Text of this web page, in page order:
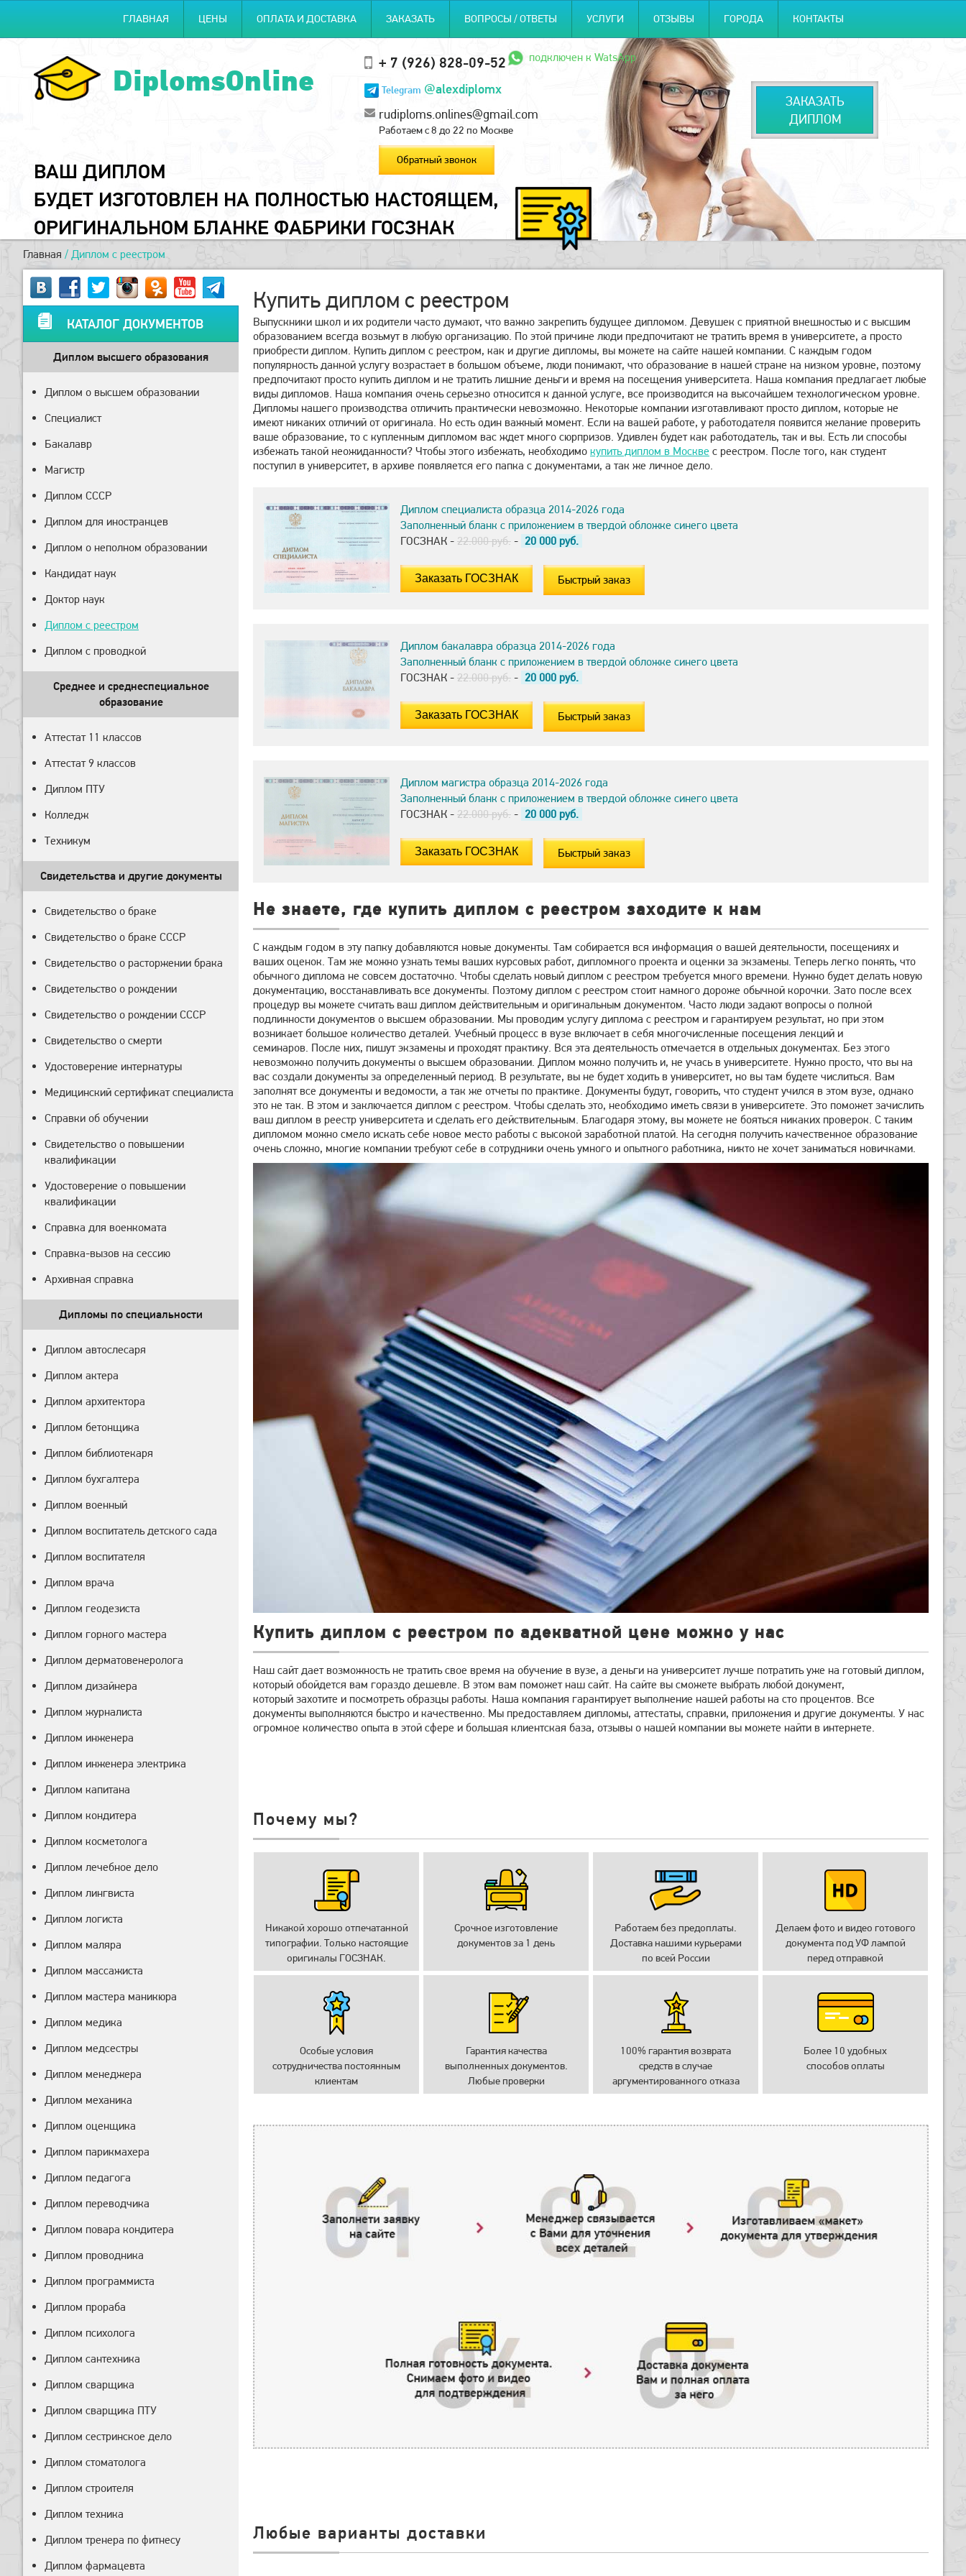
ГЛАВНАЯ ЦЕНЫ ОПЛАТА И ДОСТАВКА ЗАКАЗАТЬ ВОПРОСЫ / ОТВЕТЫ УСЛУГИ ОТЗЫВЫ ГОРОДА КОНТАКТЫ
DiplomsOnline + 7 (926) 828-09-52 подключен к WatsApp
Telegram @alexdiplomx
rudiploms.onlines@gmail.com
Работаем с 8 до 22 по Москве
Обратный звонок
ЗАКАЗАТЬ
ДИПЛОМ
ВАШ ДИПЛОМ
БУДЕТ ИЗГОТОВЛЕН НА ПОЛНОСТЬЮ НАСТОЯЩЕМ,
ОРИГИНАЛЬНОМ БЛАНКЕ ФАБРИКИ ГОСЗНАК
Главная / Диплом с реестром
Купить диплом с реестром
Выпускники школ и их родители часто думают, что важно закрепить будущее дипломом. Девушек с приятной внешностью и с высшим
образованием всегда возьмут в любую организацию. По этой причине люди предпочитают не тратить время в университете, а просто
приобрести диплом. Купить диплом с реестром, как и другие дипломы, вы можете на сайте нашей компании. С каждым годом
популярность данной услугу возрастает в большом объеме, люди понимают, что образование в нашей стране на низком уровне, поэтому
предпочитают просто купить диплом и не тратить лишние деньги и время на посещения университета. Наша компания предлагает любые
виды дипломов. Наша компания очень серьезно относится к данной услуге, все производится на высочайшем технологическом уровне.
Дипломы нашего производства отличить практически невозможно. Некоторые компании изготавливают просто диплом, которые не
имеют никаких отличий от оригинала. Но есть один важный момент. Если на вашей работе, у работодателя появится желание проверить
ваше образование, то с купленным дипломом вас ждет много сюрпризов. Удивлен будет как работодатель, так и вы. Есть ли способы
избежать такой неожиданности? Чтобы этого избежать, необходимо купить диплом в Москве с реестром. После того, как студент
поступил в университет, в архиве появляется его папка с документами, а так же личное дело.
Диплом специалиста образца 2014-2026 года
Заполненный бланк с приложением в твердой обложке синего цвета
ГОСЗНАК - 22.000 руб. - 20 000 руб.
Быстрый заказ
Диплом бакалавра образца 2014-2026 года
Заполненный бланк с приложением в твердой обложке синего цвета
ГОСЗНАК - 22.000 руб. - 20 000 руб.
Быстрый заказ
Диплом магистра образца 2014-2026 года
Заполненный бланк с приложением в твердой обложке синего цвета
ГОСЗНАК - 22.000 руб. - 20 000 руб.
Быстрый заказ
Не знаете, где купить диплом с реестром заходите к нам
С каждым годом в эту папку добавляются новые документы. Там собирается вся информация о вашей деятельности, посещениях и
ваших оценок. Там же можно узнать темы ваших курсовых работ, дипломного проекта и оценки за экзамены. Теперь легко понять, что
обычного диплома не совсем достаточно. Чтобы сделать новый диплом с реестром требуется много времени. Нужно будет делать новую
документацию, восстанавливать все документы. Поэтому диплом с реестром стоит намного дороже обычной корочки. Зато после всех
процедур вы можете считать ваш диплом действительным и оригинальным документом. Часто люди задают вопросы о полной
подлинности документов о высшем образовании. Мы проводим услугу диплома с реестром и гарантируем результат, но при этом
возникает большое количество деталей. Учебный процесс в вузе включает в себя многочисленные посещения лекций и
семинаров. После них, пишут экзамены и проходят практику. Вся эта деятельность отмечается в отдельных документах. Без этого
невозможно получить документы о высшем образовании. Диплом можно получить и, не учась в университете. Нужно просто, что вы на
вас создали документы за определенный период. В результате, вы не будет ходить в университет, но вы там будете числиться. Вам
заполнят все документы и ведомости, а так же отчеты по практике. Документы будут, говорить, что студент учился в этом вузе, однако
это не так. В этом и заключается диплом с реестром. Чтобы сделать это, необходимо иметь связи в университете. Это поможет зачислить
ваш диплом в реестр университета и сделать его действительным. Благодаря этому, вы можете не бояться никаких проверок. С таким
дипломом можно смело искать себе новое место работы с высокой заработной платой. На сегодня получить качественное образование
очень сложно, многие компании требуют себе в сотрудники очень умного и опытного работника, никто не хочет заниматься новичками.
Купить диплом с реестром по адекватной цене можно у нас
Наш сайт дает возможность не тратить свое время на обучение в вузе, а деньги на университет лучше потратить уже на готовый диплом,
который обойдется вам гораздо дешевле. В этом вам поможет наш сайт. На сайте вы сможете выбрать любой документ,
который захотите и посмотреть образцы работы. Наша компания гарантирует выполнение нашей работы на сто процентов. Все
документы выполняются быстро и качественно. Мы предоставляем дипломы, аттестаты, справки, приложения и другие документы. У нас
огромное количество опыта в этой сфере и большая клиентская база, отзывы о нашей компании вы можете найти в интернете.
Почему мы?
Никакой хорошо отпечатанной
типографии. Только настоящие
оригиналы ГОСЗНАК.
Срочное изготовление
документов за 1 день
Работаем без предоплаты.
Доставка нашими курьерами
по всей России
Делаем фото и видео готового
документа под УФ лампой
перед отправкой
Особые условия
сотрудничества постоянным
клиентам
Гарантия качества
выполненных документов.
Любые проверки
100% гарантия возврата
средств в случае
аргументированного отказа
Более 10 удобных
способов оплаты
Любые варианты доставки
КАТАЛОГ ДОКУМЕНТОВ
Диплом высшего образования
Диплом о высшем образовании
Специалист
Бакалавр
Магистр
Диплом СССР
Диплом для иностранцев
Диплом о неполном образовании
Кандидат наук
Доктор наук
Диплом с реестром
Диплом с проводкой
Среднее и среднеспециальное
образование
Аттестат 11 классов
Аттестат 9 классов
Диплом ПТУ
Колледж
Техникум
Свидетельства и другие документы
Свидетельство о браке
Свидетельство о браке СССР
Свидетельство о расторжении брака
Свидетельство о рождении
Свидетельство о рождении СССР
Свидетельство о смерти
Удостоверение интернатуры
Медицинский сертификат специалиста
Справки об обучении
Свидетельство о повышении
квалификации
Удостоверение о повышении
квалификации
Справка для военкомата
Справка-вызов на сессию
Архивная справка
Дипломы по специальности
Диплом автослесаря
Диплом актера
Диплом архитектора
Диплом бетонщика
Диплом библиотекаря
Диплом бухгалтера
Диплом военный
Диплом воспитатель детского сада
Диплом воспитателя
Диплом врача
Диплом геодезиста
Диплом горного мастера
Диплом дерматовенеролога
Диплом дизайнера
Диплом журналиста
Диплом инженера
Диплом инженера электрика
Диплом капитана
Диплом кондитера
Диплом косметолога
Диплом лечебное дело
Диплом лингвиста
Диплом логиста
Диплом маляра
Диплом массажиста
Диплом мастера маникюра
Диплом медика
Диплом медсестры
Диплом менеджера
Диплом механика
Диплом оценщика
Диплом парикмахера
Диплом педагога
Диплом переводчика
Диплом повара кондитера
Диплом проводника
Диплом программиста
Диплом прораба
Диплом психолога
Диплом сантехника
Диплом сварщика
Диплом сварщика ПТУ
Диплом сестринское дело
Диплом стоматолога
Диплом строителя
Диплом техника
Диплом тренера по фитнесу
Диплом фармацевта